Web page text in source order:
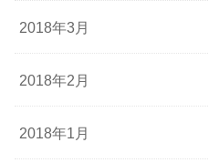
2018年3月
2018年2月
2018年1月